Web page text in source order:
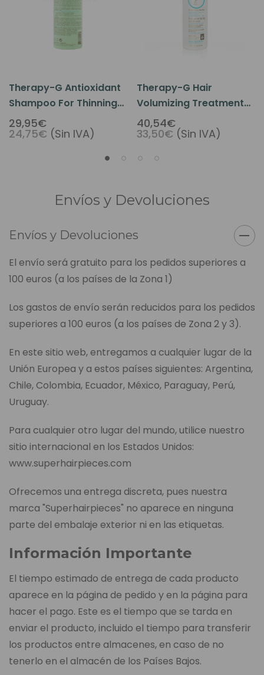
Therapy-G Antioxidant
Shampoo For Thinning
Hair 12oz
29,95€
24,75€ (Sin IVA)
Therapy-G Hair
Volumizing Treatment
For Thinning Hair 8.5oz
40,54€
33,50€ (Sin IVA)
Envíos y Devoluciones
Envíos y Devoluciones
El envío será gratuito para los pedidos superiores a
100 euros (a los países de la Zona 1)
Los gastos de envío serán reducidos para los pedidos
superiores a 100 euros (a los países de Zona 2 y 3).
En este sitio web, entregamos a cualquier lugar de la
Unión Europea y a estos países siguientes: Argentina,
Chile, Colombia, Ecuador, México, Paraguay, Perú,
Uruguay.
Para cualquier otro lugar del mundo, utilice nuestro
sitio internacional en los Estados Unidos:
www.superhairpieces.com
Ofrecemos una entrega discreta, pues nuestra
marca "Superhairpieces" no aparece en ninguna
parte del embalaje exterior ni en las etiquetas.
Información Importante
El tiempo estimado de entrega de cada producto
aparece en la página de pedido y en la página para
hacer el pago. Este es el tiempo que se tarda en
enviar el producto, incluido el tiempo para transferir
los productos entre almacenes, en caso de no
tenerlo en el almacén de los Países Bajos.